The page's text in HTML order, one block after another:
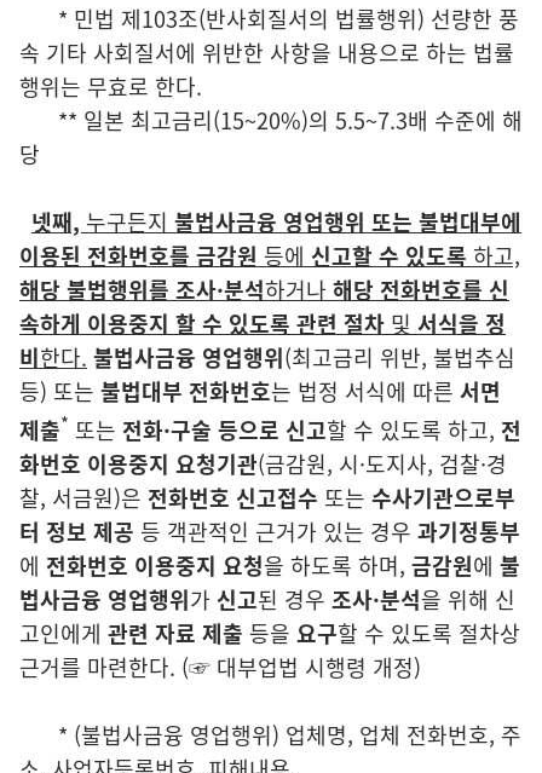
* 민법 제103조(반사회질서의 법률행위) 선량한 풍
속 기타 사회질서에 위반한 사항을 내용으로 하는 법률
행위는 무효로 한다.
** 일본 최고금리(15~20%)의 5.5~7.3배 수준에 해
당
넷째, 누구든지 불법사금융 영업행위 또는 불법대부에
이용된 전화번호를 금감원 등에 신고할 수 있도록 하고,
해당 불법행위를 조사·분석하거나 해당 전화번호를 신
속하게 이용중지 할 수 있도록 관련 절차 및 서식을 정
비한다. 불법사금융 영업행위(최고금리 위반, 불법추심
등) 또는 불법대부 전화번호는 법정 서식에 따른 서면
제출* 또는 전화·구술 등으로 신고할 수 있도록 하고, 전
화번호 이용중지 요청기관(금감원, 시·도지사, 검찰·경
찰, 서금원)은 전화번호 신고접수 또는 수사기관으로부
터 정보 제공 등 객관적인 근거가 있는 경우 과기정통부
에 전화번호 이용중지 요청을 하도록 하며, 금감원에 불
법사금융 영업행위가 신고된 경우 조사·분석을 위해 신
고인에게 관련 자료 제출 등을 요구할 수 있도록 절차상
근거를 마련한다. (☞ 대부업법 시행령 개정)
* (불법사금융 영업행위) 업체명, 업체 전화번호, 주